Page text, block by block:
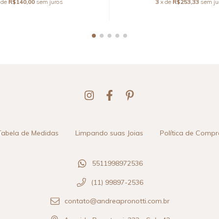
R$140,00 sem juros 3 x de R$253,33 sem
de Medidas Limpando suas Joias Política de
5511998972536
(11) 99897-2536
contato@andreapronotti.com.br